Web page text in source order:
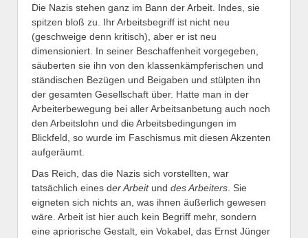
Die Nazis stehen ganz im Bann der Arbeit. Indes, sie
spitzen bloß zu. Ihr Arbeitsbegriff ist nicht neu
(geschweige denn kritisch), aber er ist neu
dimensioniert. In seiner Beschaffenheit vorgegeben,
säuberten sie ihn von den klassenkämpferischen und
ständischen Bezügen und Beigaben und stülpten ihn
der gesamten Gesellschaft über. Hatte man in der
Arbeiterbewegung bei aller Arbeitsanbetung auch noch
den Arbeitslohn und die Arbeitsbedingungen im
Blickfeld, so wurde im Faschismus mit diesen Akzenten
aufgeräumt.
Das Reich, das die Nazis sich vorstellten, war
tatsächlich eines der Arbeitund des Arbeiters . Sie
eigneten sich nichts an, was ihnen äußerlich gewesen
wäre. Arbeit ist hier auch kein Begriff mehr, sondern
eine apriorische Gestalt, ein Vokabel, das Ernst Jünger